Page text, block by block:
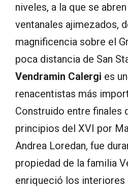
niveles, a la que se
ventanales ajimezados,
magnificencia sobre el
poca distancia de San
Vendramin Calergi es
renacentistas más
Construido entre finales
principios del XVI por
Andrea Loredan, fue
propiedad de la familia
enriqueció los interiores